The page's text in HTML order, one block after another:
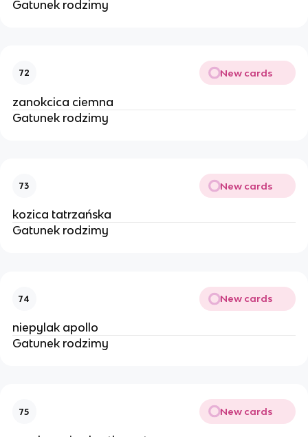
Gatunek rodzimy
72 New cards
zanokcica ciemna
Gatunek rodzimy
73 New cards
kozica tatrzańska
Gatunek rodzimy
74 New cards
niepylak apollo
Gatunek rodzimy
75 New cards